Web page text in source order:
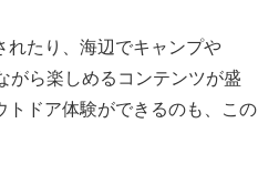
れたり、海辺でキャンプや
がら楽しめるコンテンツが盛
トドア体験ができるのも、この